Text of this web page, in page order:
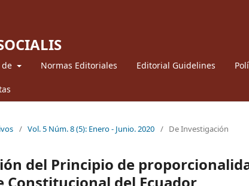
de Normas Editoriales Editorial Guidelines
/ Vol. 5 Núm. 8 (5): Enero - Junio. 2020 / De Investigación
del Principio de
Constitucional del Ecuador